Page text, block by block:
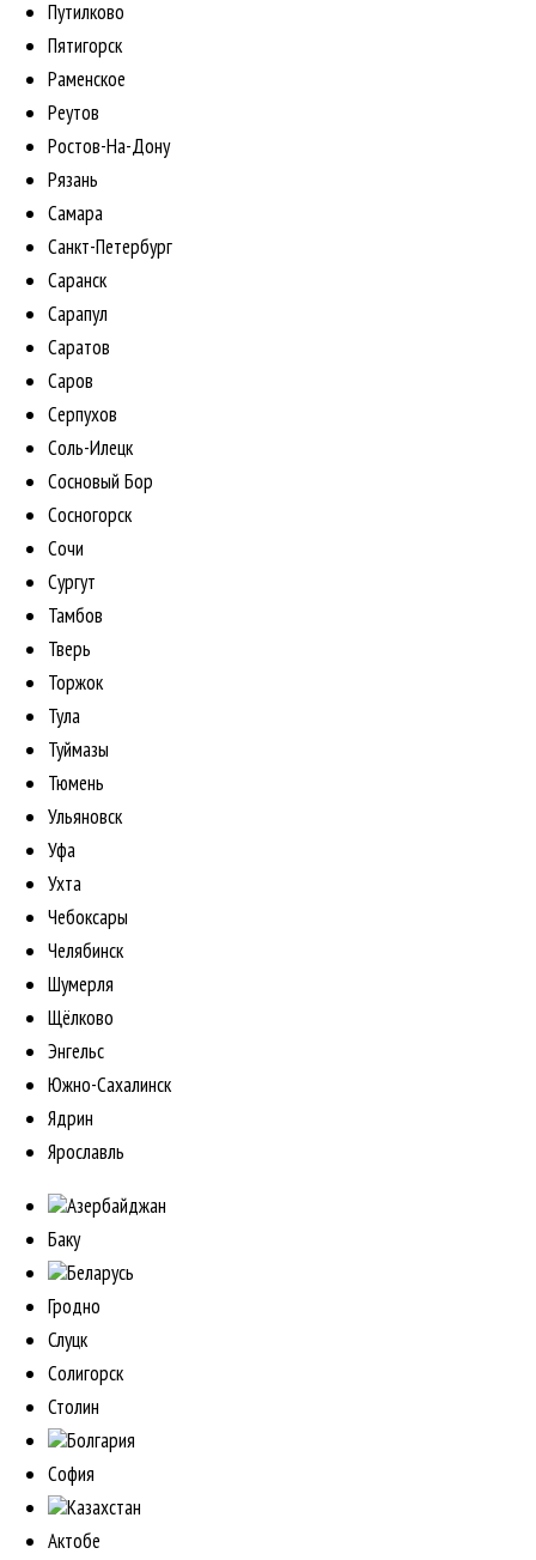
Путилково
Пятигорск
Раменское
Реутов
Ростов-На-Дону
Рязань
Самара
Санкт-Петербург
Саранск
Сарапул
Саратов
Саров
Серпухов
Соль-Илецк
Сосновый Бор
Сосногорск
Сочи
Сургут
Тамбов
Тверь
Торжок
Тула
Туймазы
Тюмень
Ульяновск
Уфа
Ухта
Чебоксары
Челябинск
Шумерля
Щёлково
Энгельс
Южно-Сахалинск
Ядрин
Ярославль
Азербайджан
Баку
Беларусь
Гродно
Слуцк
Солигорск
Столин
Болгария
София
Казахстан
Актобе